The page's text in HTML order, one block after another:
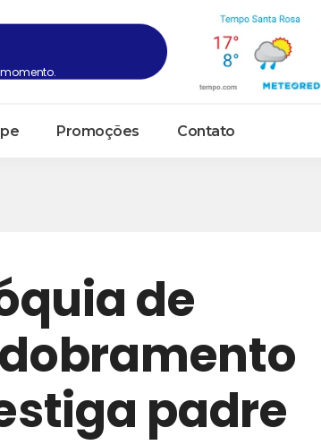
Promoções Contato
de
padre